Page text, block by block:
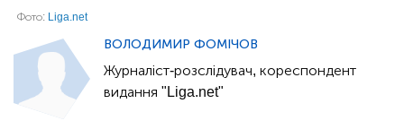
Фото: Liga.net
ВОЛОДИМИР ФОМІЧОВ
Журналіст-розслідувач, кореспондент
видання "Liga.net"